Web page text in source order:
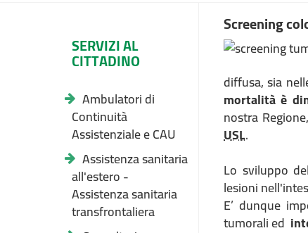
SERVIZI AL
CITTADINO
Ambulatori di
Continuità
Assistenziale e CAU
Assistenza sanitaria
all'estero -
Assistenza sanitaria
transfrontaliera
Screening
diffusa, sia
mortalità è
nostra Regione,
USL.
Lo sviluppo
lesioni
E’ dunque
tumorali ed